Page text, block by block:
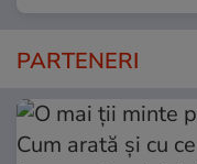
PARTENERI